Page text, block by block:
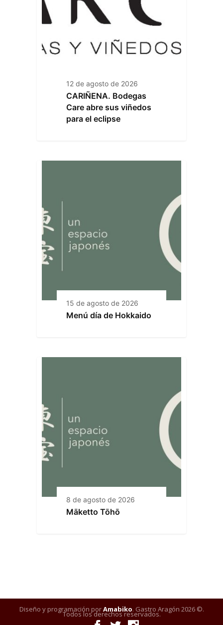
12 de agosto de 2026
CARIÑENA. Bodegas
Care abre sus viñedos
para el eclipse
15 de agosto de 2026
Menú día de Hokkaido
8 de agosto de 2026
Māketto Tōhō
Diseño y programación porAmabiko. Gastro Aragón 2026 ©.
Todos los derechos reservados.